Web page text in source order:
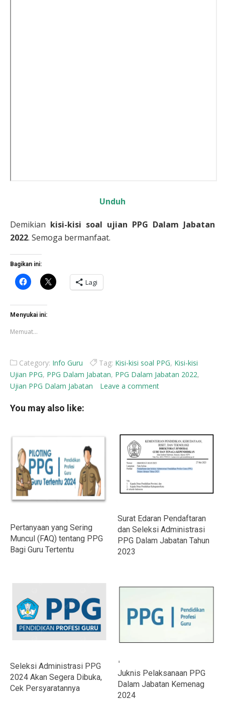
Unduh
Demikian kisi-kisi soal ujian PPG Dalam Jabatan
2022. Semoga bermanfaat.
Bagikan ini:
Klik
untuk
Facebook(Membuka
di
jendela
baru)
Klik
untuk
berbagi
Lagi
Menyukai ini:
Memuat...
Category: Info Guru Tag: Kisi-kisi soal PPG, Kisi-kisi
Ujian PPG, PPG Dalam Jabatan, PPG Dalam Jabatan 2022,
Ujian PPG Dalam Jabatan
Leave a comment
You may also like:
Pertanyaan yang Sering
Muncul (FAQ) tentang PPG
Bagi Guru Tertentu
Surat Edaran Pendaftaran
dan Seleksi Administrasi
PPG Dalam Jabatan Tahun
2023
Seleksi Administrasi PPG
2024 Akan Segera Dibuka,
Cek Persyaratannya
Juknis Pelaksanaan PPG
Dalam Jabatan Kemenag
2024